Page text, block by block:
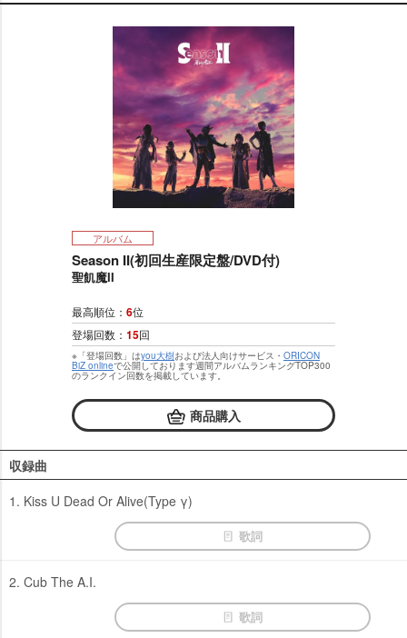
t
e
アルバム
Season II(初回生産限定盤/DVD付)
聖飢魔II
最高順位： 6位
登場回数： 15回
※「登場回数」はyou大樹および法人向けサービス・ ORICON
BiZ onlineで公開しております週間アルバムランキングTOP300
のランクイン回数を掲載しています。
商品購入
収録曲
1. Kiss U Dead Or Alive(Type γ)
歌詞
2. Cub The A.I.
歌詞